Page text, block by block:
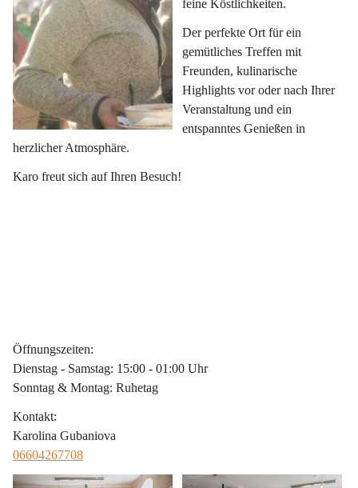
feine Köstlichkeiten.
Der perfekte Ort für ein
gemütliches Treffen mit
Freunden, kulinarische
Highlights vor oder nach Ihrer
Veranstaltung und ein
entspanntes Genießen in
herzlicher Atmosphäre.
Karo freut sich auf Ihren Besuch!
Öffnungszeiten:
Dienstag - Samstag: 15:00 - 01:00 Uhr
Sonntag & Montag: Ruhetag
Kontakt:
Karolina Gubaniova
06604267708